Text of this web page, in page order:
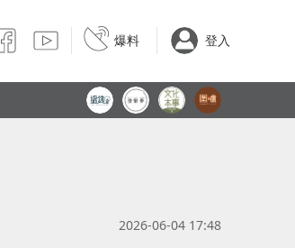
爆料 登入
2026-06-04 17:48